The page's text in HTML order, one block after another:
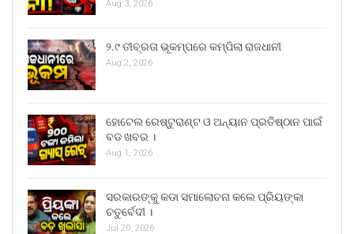
Aug 3, 2026
୨.୯ ତୀବ୍ରତା ଭୂକମ୍ପରେ କମ୍ପିଲା ରାଜଧାନୀ
Aug 2, 2026
ହୋଟେଲ ରେଷ୍ଟୁରାଣ୍ଟ ଓ ଅନ୍ୟାନ ପ୍ରତିଷ୍ଠାନ ପାଇଁ
ବଡ ଖବର ।
Aug 1, 2026
ସରକାରଙ୍କୁ କଡା ସମାଲୋଚନା କଲେ ପ୍ରିୟଙ୍କା
ଚତୁର୍ବେଦୀ ।
Jul 20, 2026